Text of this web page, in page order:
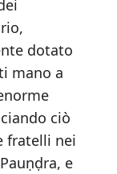
dotato
mano a
ciò
fratelli nei
e